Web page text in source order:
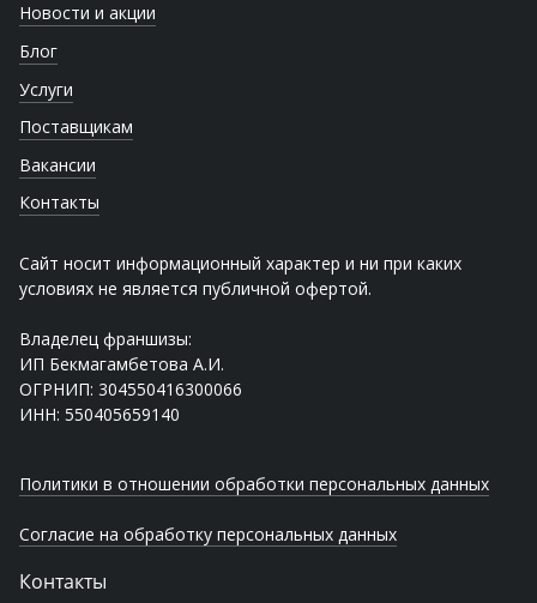
Новости и акции
Блог
Услуги
Поставщикам
Вакансии
Контакты
Сайт носит информационный характер и ни при каких
условиях не является публичной офертой.
Владелец франшизы:
ИП Бекмагамбетова А.И.
ОГРНИП: 304550416300066
ИНН: 550405659140
Политики в отношении обработки персональных данных
Согласие на обработку персональных данных
Контакты